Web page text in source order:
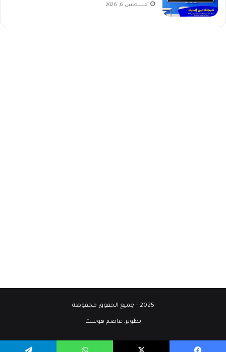
أغسطس 6, 2026
2025 - جميع الحقوق محفوظة
تطوير:عاصم هوست